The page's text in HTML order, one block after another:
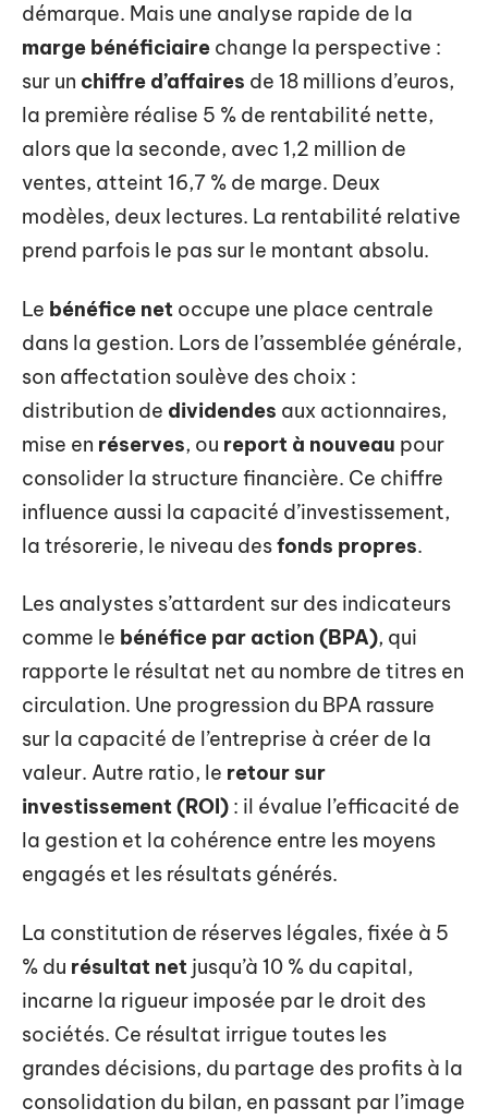
démarque. Mais une analyse rapide de la
marge bénéficiaire change la perspective :
sur un chiffre d’affaires de 18 millions d’euros,
la première réalise 5 % de rentabilité nette,
alors que la seconde, avec 1,2 million de
ventes, atteint 16,7 % de marge. Deux
modèles, deux lectures. La rentabilité relative
prend parfois le pas sur le montant absolu.
Le bénéfice net occupe une place centrale
dans la gestion. Lors de l’assemblée générale,
son affectation soulève des choix :
distribution de dividendes aux actionnaires,
mise en réserves, ou report à nouveau pour
consolider la structure financière. Ce chiffre
influence aussi la capacité d’investissement,
la trésorerie, le niveau desfonds propres.
Les analystes s’attardent sur des indicateurs
comme le bénéfice par action (BPA), qui
rapporte le résultat net au nombre de titres en
circulation. Une progression du BPA rassure
sur la capacité de l’entreprise à créer de la
valeur. Autre ratio, le retour sur
investissement (ROI) : il évalue l’efficacité de
la gestion et la cohérence entre les moyens
engagés et les résultats générés.
La constitution de réserves légales, fixée à 5
% du résultat net jusqu’à 10 % du capital,
incarne la rigueur imposée par le droit des
sociétés. Ce résultat irrigue toutes les
grandes décisions, du partage des profits à la
consolidation du bilan, en passant par l’image